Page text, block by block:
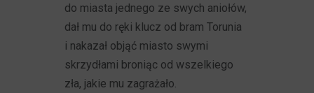
do miasta jednego ze swych aniołów,
dał mu do ręki klucz od bram Torunia
i nakazał objąć miasto swymi
skrzydłami broniąc od wszelkiego
zła, jakie mu zagrażało.